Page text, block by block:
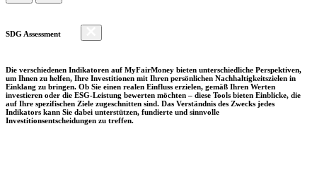
SDG Assessment
Die verschiedenen Indikatoren auf MyFairMoney bieten unterschiedliche Perspektiven,
um Ihnen zu helfen, Ihre Investitionen mit Ihren persönlichen Nachhaltigkeitszielen in
Einklang zu bringen. Ob Sie einen realen Einfluss erzielen, gemäß Ihren Werten
investieren oder die ESG-Leistung bewerten möchten – diese Tools bieten Einblicke, die
auf Ihre spezifischen Ziele zugeschnitten sind. Das Verständnis des Zwecks jedes
Indikators kann Sie dabei unterstützen, fundierte und sinnvolle
Investitionsentscheidungen zu treffen.